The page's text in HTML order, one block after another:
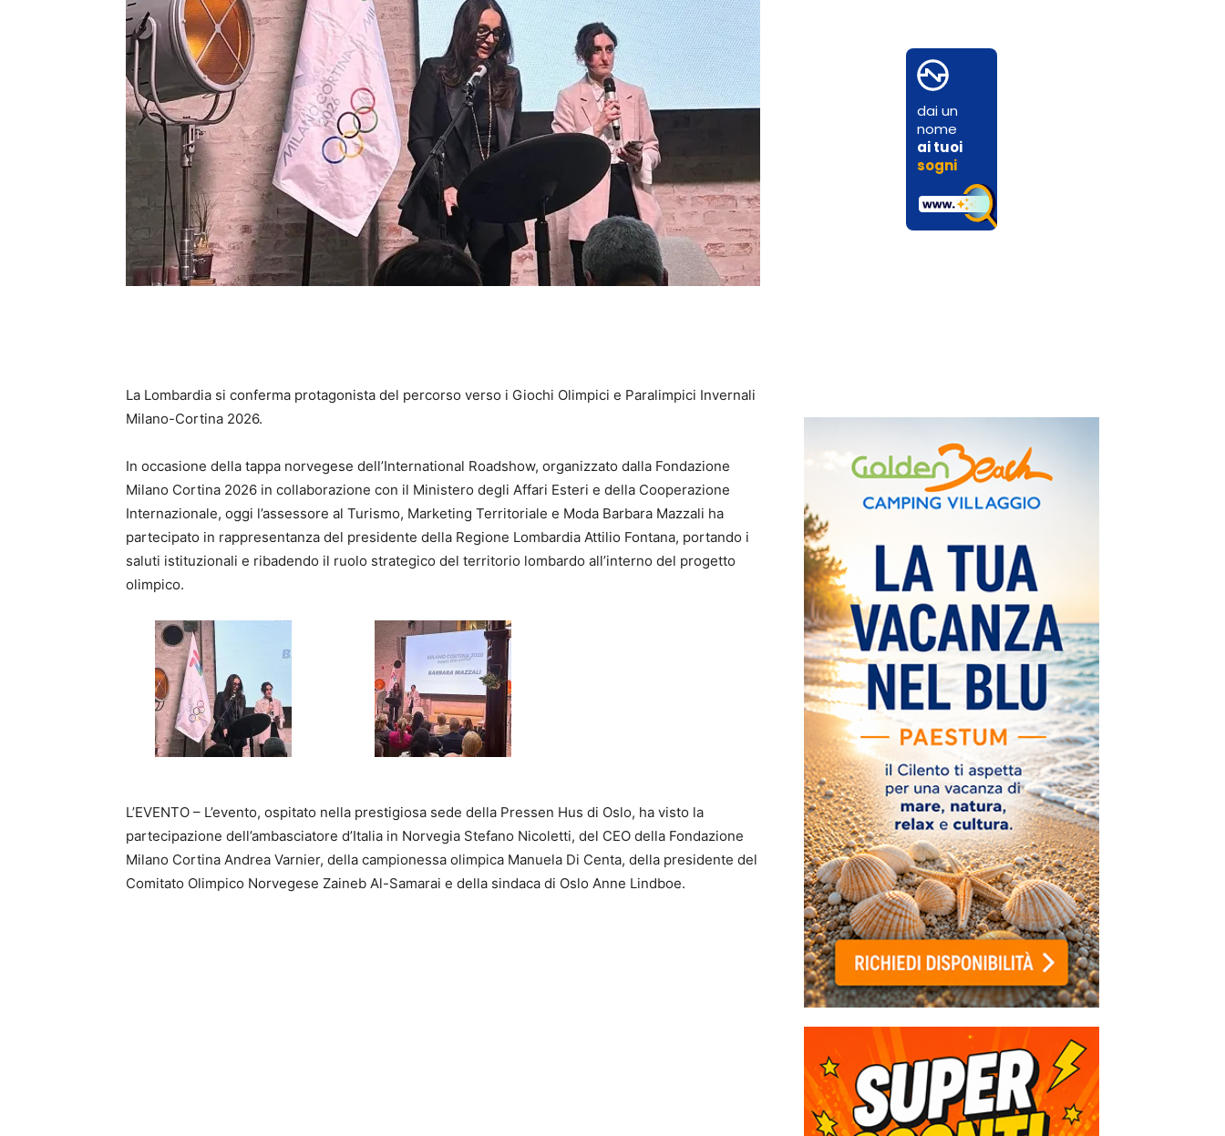
La Lombardia si conferma protagonista del percorso verso i Giochi Olimpici e Paralimpici Invernali
Milano-Cortina 2026.
In occasione della tappa norvegese dell’International Roadshow, organizzato dalla Fondazione
Milano Cortina 2026 in collaborazione con il Ministero degli Affari Esteri e della Cooperazione
Internazionale, oggi l’assessore al Turismo, Marketing Territoriale e Moda Barbara Mazzali ha
partecipato in rappresentanza del presidente della Regione Lombardia Attilio Fontana, portando i
saluti istituzionali e ribadendo il ruolo strategico del territorio lombardo all’interno del progetto
olimpico.
L’EVENTO – L’evento, ospitato nella prestigiosa sede della Pressen Hus di Oslo, ha visto la
partecipazione dell’ambasciatore d’Italia in Norvegia Stefano Nicoletti, del CEO della Fondazione
Milano Cortina Andrea Varnier, della campionessa olimpica Manuela Di Centa, della presidente del
Comitato Olimpico Norvegese Zaineb Al-Samarai e della sindaca di Oslo Anne Lindboe.